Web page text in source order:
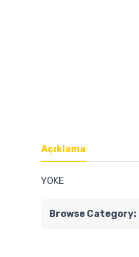
Açıklama
YOKE
Browse Category: